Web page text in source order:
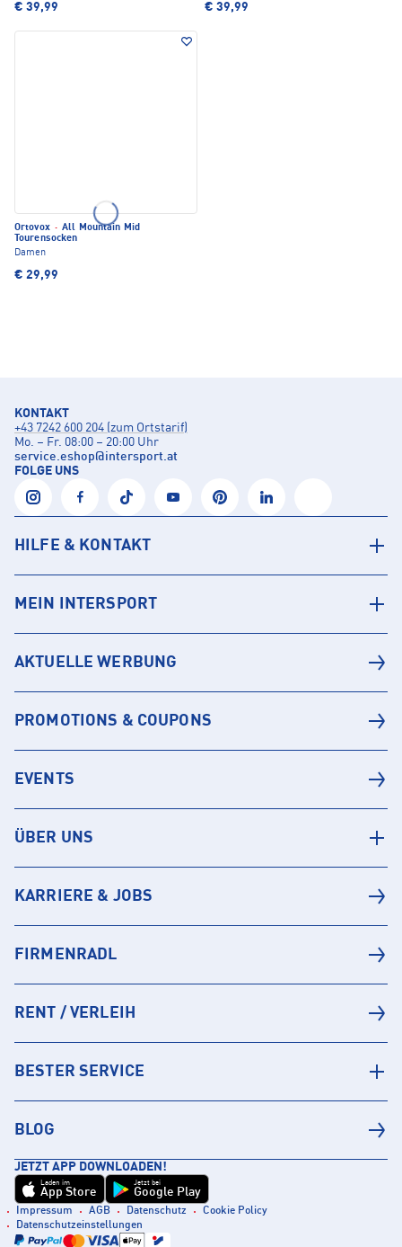
€ 39,99 € 39,99
Ortovox · All Mountain Mid
Tourensocken
Damen
€ 29,99
KONTAKT
+43 7242 600 204 (zum Ortstarif)
Mo. – Fr. 08:00 – 20:00 Uhr
service.eshop@intersport.at
FOLGE UNS
HILFE & KONTAKT
MEIN INTERSPORT
AKTUELLE WERBUNG
PROMOTIONS & COUPONS
EVENTS
ÜBER UNS
KARRIERE & JOBS
FIRMENRADL
RENT / VERLEIH
BESTER SERVICE
BLOG
JETZT APP DOWNLOADEN!
Laden im
App Store
Jetzt bei
Google Play
Impressum AGB Datenschutz
Cookie Policy
Datenschutzeinstellungen